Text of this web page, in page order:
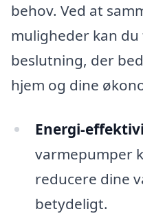
behov. Ved at
muligheder kan
beslutning, der
hjem og dine
Energi-
varmepumper
reducere dine
betydeligt.